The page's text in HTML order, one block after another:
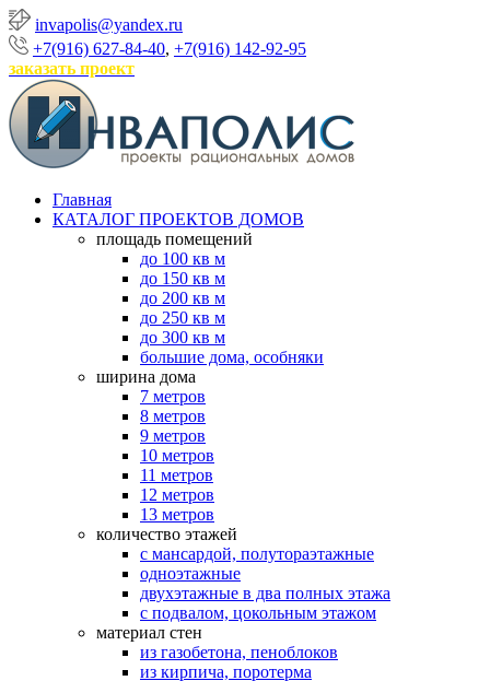
invapolis@yandex.ru
+7(916) 627-84-40, +7(916) 142-92-95
заказать проект
Главная
КАТАЛОГ ПРОЕКТОВ ДОМОВ
площадь помещений
до 100 кв м
до 150 кв м
до 200 кв м
до 250 кв м
до 300 кв м
большие дома, особняки
ширина дома
7 метров
8 метров
9 метров
10 метров
11 метров
12 метров
13 метров
количество этажей
с мансардой, полутораэтажные
одноэтажные
двухэтажные в два полных этажа
с подвалом, цокольным этажом
материал стен
из газобетона, пеноблоков
из кирпича, поротерма